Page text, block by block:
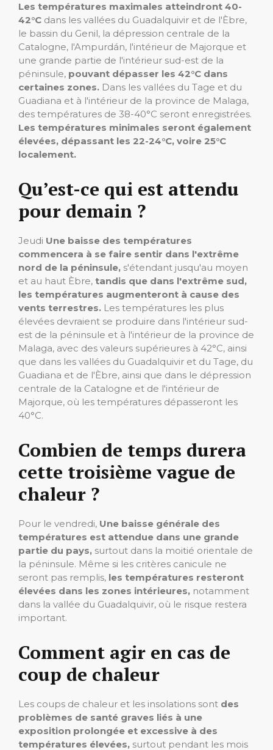
Les températures maximales atteindront 40-
42°C dans les vallées du Guadalquivir et de l'Èbre,
le bassin du Genil, la dépression centrale de la
Catalogne, l'Ampurdán, l'intérieur de Majorque et
une grande partie de l'intérieur sud-est de la
péninsule, pouvant dépasser les 42°C dans
certaines zones. Dans les vallées du Tage et du
Guadiana et à l'intérieur de la province de Malaga,
des températures de 38-40°C seront enregistrées.
Les températures minimales seront également
élevées, dépassant les 22-24°C, voire 25°C
localement.
Qu’est-ce qui est attendu
pour demain ?
Jeudi Une baisse des températures
commencera à se faire sentir dans l'extrême
nord de la péninsule, s'étendant jusqu'au moyen
et au haut Èbre, tandis que dans l'extrême sud,
les températures augmenteront à cause des
vents terrestres. Les températures les plus
élevées devraient se produire dans l'intérieur sud-
est de la péninsule et à l'intérieur de la province de
Malaga, avec des valeurs supérieures à 42°C, ainsi
que dans les vallées du Guadalquivir et du Tage, du
Guadiana et de l'Èbre, ainsi que dans le dépression
centrale de la Catalogne et de l'intérieur de
Majorque, où les températures dépasseront les
40°C.
Combien de temps durera
cette troisième vague de
chaleur ?
Pour le vendredi, Une baisse générale des
températures est attendue dans une grande
partie du pays, surtout dans la moitié orientale de
la péninsule. Même si les critères canicule ne
seront pas remplis, les températures resteront
élevées dans les zones intérieures, notamment
dans la vallée du Guadalquivir, où le risque restera
important.
Comment agir en cas de
coup de chaleur
Les coups de chaleur et les insolations sont des
problèmes de santé graves liés à une
exposition prolongée et excessive à des
températures élevées, surtout pendant les mois